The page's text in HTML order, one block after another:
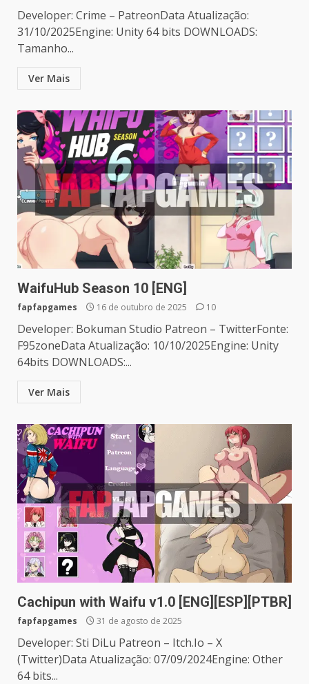
Developer: Crime – PatreonData Atualização:
31/10/2025Engine: Unity 64 bits DOWNLOADS:
Tamanho...
Ver Mais
WaifuHub Season 10 [ENG]
fapfapgames 16 de outubro de 2025 10
Developer: Bokuman Studio Patreon – TwitterFonte:
F95zoneData Atualização: 10/10/2025Engine: Unity
64bits DOWNLOADS:...
Ver Mais
Cachipun with Waifu v1.0 [ENG][ESP][PTBR]
fapfapgames 31 de agosto de 2025
Developer: Sti DiLu Patreon – Itch.Io – X
(Twitter)Data Atualização: 07/09/2024Engine: Other
64 bits...